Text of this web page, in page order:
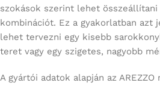
szokások szerint lehet
kombinációt. Ez a gyakorlatban azt
lehet tervezni egy kisebb
teret vagy egy szigetes, nagyobb
A gyártói adatok alapján az